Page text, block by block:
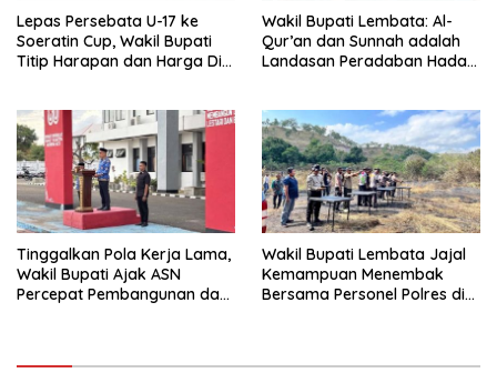
Lepas Persebata U-17 ke
Soeratin Cup, Wakil Bupati
Titip Harapan dan Harga Diri
Wakil Bupati Lembata: Al-
Qur’an dan Sunnah adalah
Landasan Peradaban Hadapi
Tinggalkan Pola Kerja Lama,
Wakil Bupati Ajak ASN
Percepat Pembangunan dan
Wakil Bupati Lembata Jajal
Kemampuan Menembak
Bersama Personel Polres di